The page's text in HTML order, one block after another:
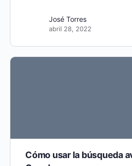
junio 22, 2021
José Torres
abril 28, 2022
Cómo usar la búsqueda